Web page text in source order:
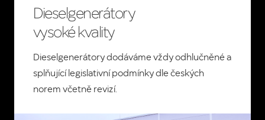
Dieselgenerátory
vysoké kvality
Dieselgenerátory dodáváme vždy odhlučněné a
splňující legislativní podmínky dle českých
norem včetně revizí.